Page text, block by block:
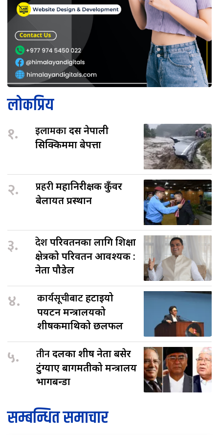
लोकप्रिय
१. इलामकादस नेपाली
सिक्किममा बेपत्ता
२. प्रहरीमहानिरीक्षक कुँवर
बेलायत प्रस्थान
३. देशपरिवर्तनका लागि शिक्षा
क्षेत्रको परिवर्तन आवश्यक :
नेता पौडेल
४. कार्यसूचीबाटहटाइयो
पर्यटन मन्त्रालयको
शीर्षकमाथिको छलफल
५. तीनदलका शीर्ष नेता बसेर
टुंग्याए बागमतीको मन्त्रालय
भागबन्डा
सम्बन्धित समाचार